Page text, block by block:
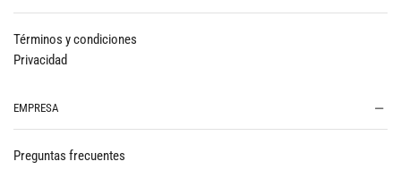
Términos y condiciones
Privacidad
EMPRESA
Preguntas frecuentes